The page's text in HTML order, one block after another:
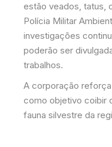
estão veados, tatus,
Polícia Militar
investigações
poderão ser
trabalhos.
A corporação
como objetivo coibir
fauna silvestre da